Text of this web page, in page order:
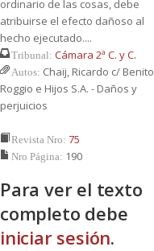
ordinario de las cosas, debe
atribuirse el efecto dañoso al
hecho ejecutado....
Tribunal: Cámara 2ª C. y C.
Autos: Chaij, Ricardo c/ Benito
Roggio e Hijos S.A. - Daños y
perjuicios
Revista Nro: 75
Nro Página: 190
Para ver el texto
completo debe
iniciar sesión.